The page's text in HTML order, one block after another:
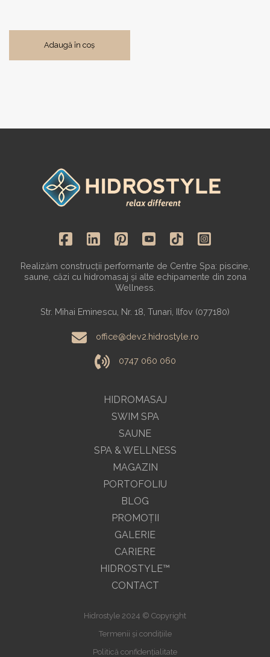
Adaugă în coș
HIDROMASAJ
SWIM SPA
SAUNE
SPA & WELLNESS
MAGAZIN
Realizăm construcții performante de Centre Spa: piscine,
saune, căzi cu hidromasaj și alte echipamente din zona
Wellness.
Str. Mihai Eminescu, Nr. 18, Tunari, Ilfov (077180)
office@dev2.hidrostyle.ro
0747 060 060
PORTOFOLIU
BLOG
PROMOŢII
GALERIE
CARIERE
HIDROSTYLE™
CONTACT
Hidrostyle 2024 © Copyright
Termenii și condițiile
Politică confidențialitate